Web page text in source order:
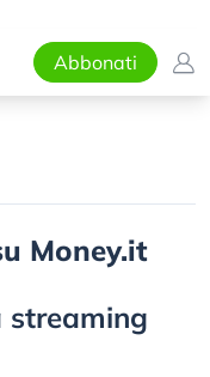
Abbonati
Money.it
streaming